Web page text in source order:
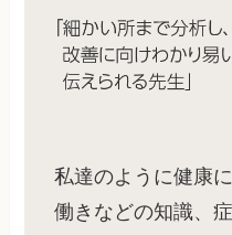
私達のように健康
働きなどの知識、